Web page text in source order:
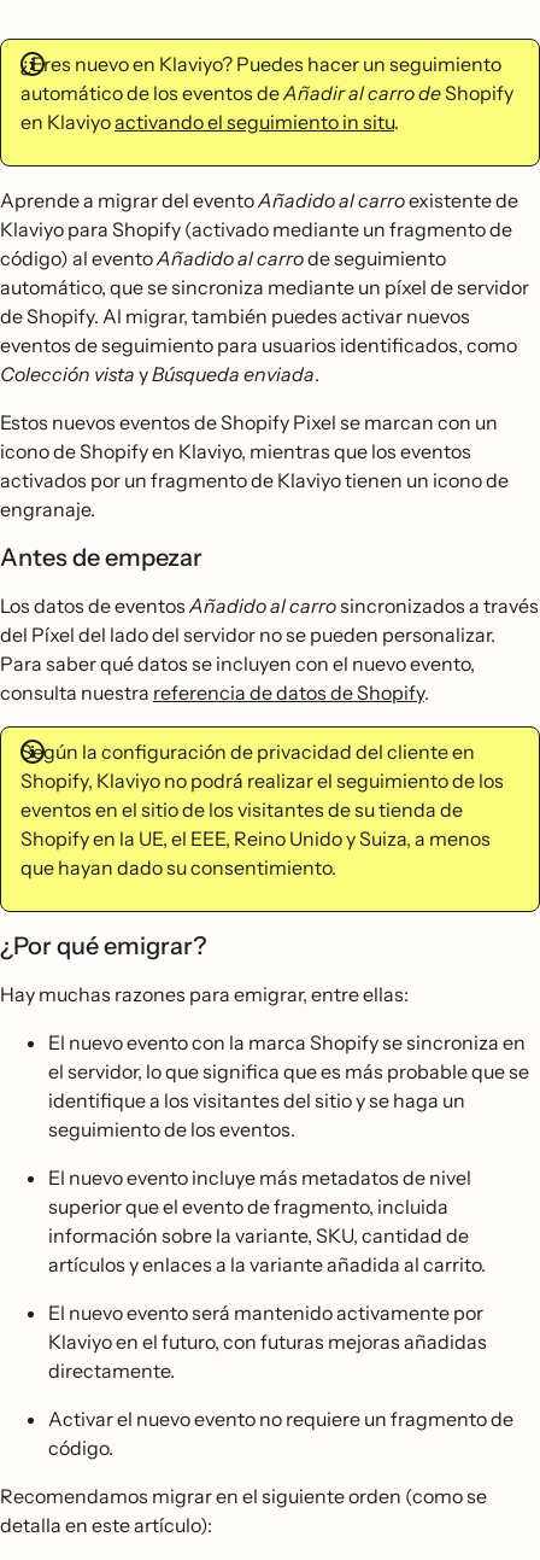
¿Eres nuevo en Klaviyo? Puedes hacer un seguimiento
automático de los eventos deAñadir al carro deShopify
en Klaviyoactivando el seguimiento in situ.
Aprende a migrar del eventoAñadido al carroexistente de
Klaviyo para Shopify (activado mediante un fragmento de
código) al eventoAñadido al carrode seguimiento
automático, que se sincroniza mediante un píxel de servidor
de Shopify. Al migrar, también puedes activar nuevos
eventos de seguimiento para usuarios identificados, como
Colección vista yBúsqueda enviada.
Estos nuevos eventos de Shopify Pixel se marcan con un
icono de Shopify en Klaviyo, mientras que los eventos
activados por un fragmento de Klaviyo tienen un icono de
engranaje.
Antes de empezar
Los datos de eventosAñadido al carrosincronizados a través
del Píxel del lado del servidor no se pueden personalizar.
Para saber qué datos se incluyen con el nuevo evento,
consulta nuestra referencia de datos de Shopify.
Según la configuración de privacidad del cliente en
Shopify, Klaviyo no podrá realizar el seguimiento de los
eventos en el sitio de los visitantes de su tienda de
Shopify en la UE, el EEE, Reino Unido y Suiza, a menos
que hayan dado su consentimiento.
¿Por qué emigrar?
Hay muchas razones para emigrar, entre ellas:
El nuevo evento con la marca Shopify se sincroniza en
el servidor, lo que significa que es más probable que se
identifique a los visitantes del sitio y se haga un
seguimiento de los eventos.
El nuevo evento incluye más metadatos de nivel
superior que el evento de fragmento, incluida
información sobre la variante, SKU, cantidad de
artículos y enlaces a la variante añadida al carrito.
El nuevo evento será mantenido activamente por
Klaviyo en el futuro, con futuras mejoras añadidas
directamente.
Activar el nuevo evento no requiere un fragmento de
código.
Recomendamos migrar en el siguiente orden (como se
detalla en este artículo):